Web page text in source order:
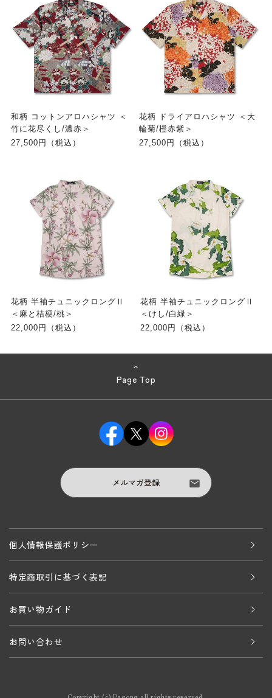
和柄 コットンアロハシャツ ＜
竹に花尽くし/濃赤＞
27,500円（税込）
花柄 ドライアロハシャツ ＜大
輪菊/橙赤紫＞
27,500円（税込）
花柄 半袖チュニックロングⅡ
＜麻と桔梗/桃＞
22,000円（税込）
花柄 半袖チュニックロングⅡ
＜けし/白緑＞
22,000円（税込）
Page Top
メルマガ登録
個人情報保護ポリシー
特定商取引に基づく表記
お買い物ガイド
お問い合わせ